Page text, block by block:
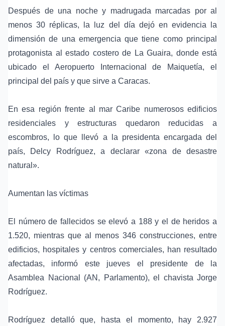
Después de una noche y madrugada marcadas por al
menos 30 réplicas, la luz del día dejó en evidencia la
dimensión de una emergencia que tiene como principal
protagonista al estado costero de La Guaira, donde está
ubicado el Aeropuerto Internacional de Maiquetía, el
principal del país y que sirve a Caracas.
En esa región frente al mar Caribe numerosos edificios
residenciales y estructuras quedaron reducidas a
escombros, lo que llevó a la presidenta encargada del
país, Delcy Rodríguez, a declarar «zona de desastre
natural».
Aumentan las víctimas
El número de fallecidos se elevó a 188 y el de heridos a
1.520, mientras que al menos 346 construcciones, entre
edificios, hospitales y centros comerciales, han resultado
afectadas, informó este jueves el presidente de la
Asamblea Nacional (AN, Parlamento), el chavista Jorge
Rodríguez.
Rodríguez detalló que, hasta el momento, hay 2.927